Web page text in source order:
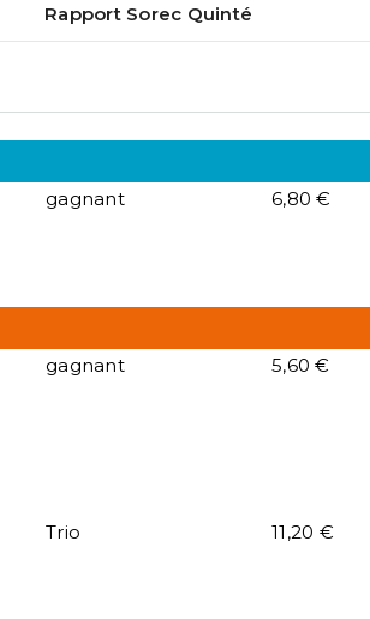
Rapport Sorec Quinté
gagnant 6,80 €
gagnant 5,60 €
Trio 11,20 €